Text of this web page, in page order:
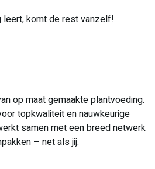
leert, komt de rest vanzelf!
op maat gemaakte plantvoeding.
topkwaliteit en nauwkeurige
samen met een breed netwerk
– net als jij.